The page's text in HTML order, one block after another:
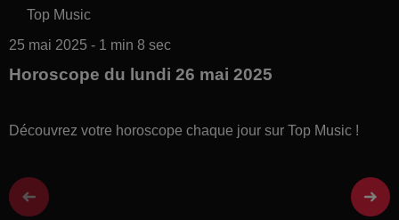
Top Music
25 mai 2025 - 1 min 8 sec
Horoscope du lundi 26 mai 2025
Découvrez votre horoscope chaque jour sur Top Music !